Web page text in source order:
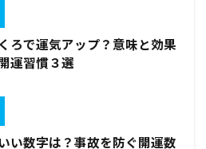
ろで運気アップ？意味と効果
運習慣３選
い数字は？事故を防ぐ開運数